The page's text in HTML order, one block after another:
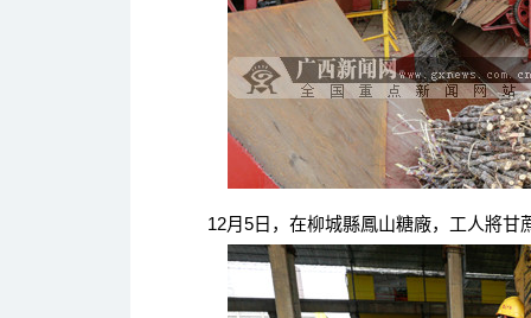
12月5日，在柳城縣鳳山糖廠，工人將甘